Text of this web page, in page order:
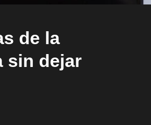
de la
sin dejar